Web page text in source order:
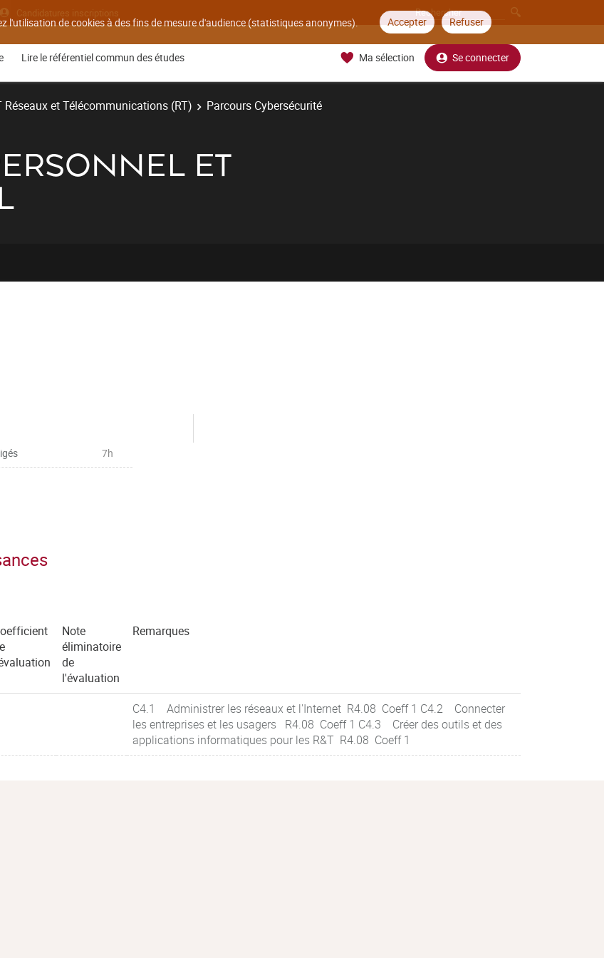
l'utilisation de cookies à des fins de mesure d'audience (statistiques anonymes). Accepter Refuser
Candidatures inscriptions
Lire le référentiel commun des études Ma sélection Se connecter
Réseaux et Télécommunications (RT)
Parcours Cybersécurité
ET
7h
Note
éliminatoire
de
l'évaluation
Remarques
C4.1 Administrer les réseaux et l'Internet R4.08 Coeff 1 C4.2 Connecter
les entreprises et les usagers R4.08 Coeff 1 C4.3 Créer des outils et des
applications informatiques pour les R&T R4.08 Coeff 1